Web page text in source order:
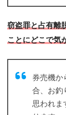
窃盗罪と占有離
ことにどこで気
券売機か
合、お釣
思われま